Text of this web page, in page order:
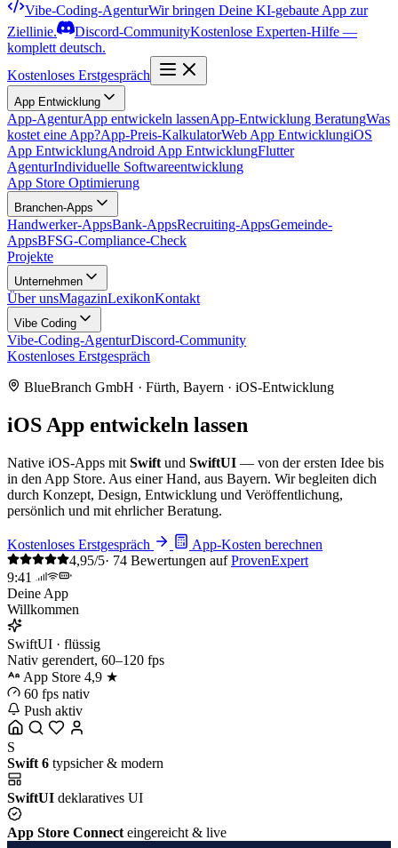
Vibe-Coding-AgenturWir bringen Deine KI-gebaute App zur
Ziellinie.
Discord-CommunityKostenlose Experten-Hilfe —
komplett deutsch.
Kostenloses Erstgespräch
App Entwicklung
App-AgenturApp entwickeln lassenApp-Entwicklung BeratungWas
kostet eine App?App-Preis-KalkulatorWeb App EntwicklungiOS
App EntwicklungAndroid App EntwicklungFlutter
AgenturIndividuelle Softwareentwicklung
App Store Optimierung
Branchen-Apps
Handwerker-AppsBank-AppsRecruiting-AppsGemeinde-
AppsBFSG-Compliance-Check
Projekte
Unternehmen
Über unsMagazinLexikonKontakt
Vibe Coding
Vibe-Coding-AgenturDiscord-Community
Kostenloses Erstgespräch
BlueBranch GmbH · Fürth, Bayern · iOS-Entwicklung
iOS App entwickeln lassen
Native iOS-Apps mit Swift und SwiftUI — von der ersten Idee bis
in den App Store. Aus einer Hand, aus Bayern. Wir begleiten dich
durch Konzept, Design, Entwicklung und Veröffentlichung,
persönlich und mit ehrlicher Beratung.
Kostenloses Erstgespräch
App-Kosten berechnen
4,95/5· 74 Bewertungen aufProvenExpert
9:41
Deine App
Willkommen
SwiftUI · flüssig
Nativ gerendert, 60–120 fps
App Store 4,9 ★
60 fps nativ
Push aktiv
S
Swift 6 typsicher & modern
SwiftUI deklaratives UI
App Store Connect eingereicht & live